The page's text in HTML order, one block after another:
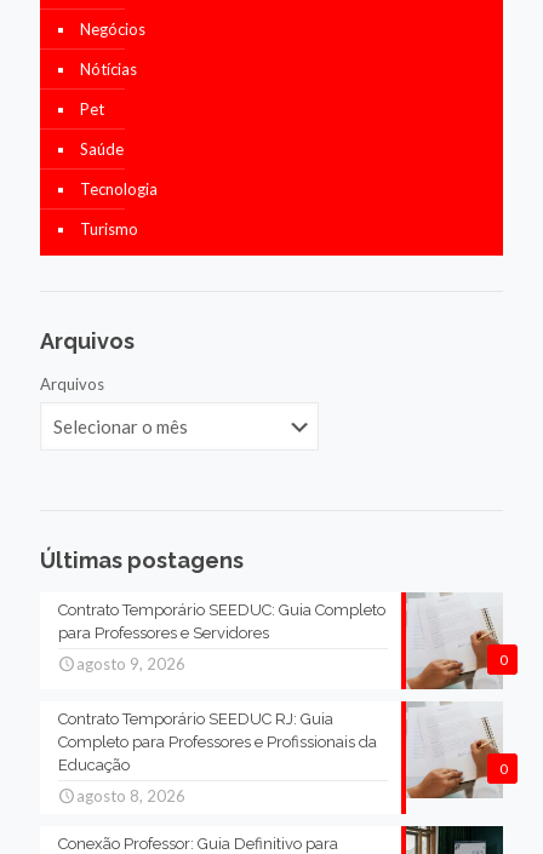
Negócios
Nótícias
Pet
Saúde
Tecnologia
Turismo
Arquivos
Arquivos
Últimas postagens
0
Contrato Temporário SEEDUC: Guia Completo
para Professores e Servidores
agosto 9, 2026
0
Contrato Temporário SEEDUC RJ: Guia
Completo para Professores e Profissionais da
Educação
agosto 8, 2026
Conexão Professor: Guia Definitivo para